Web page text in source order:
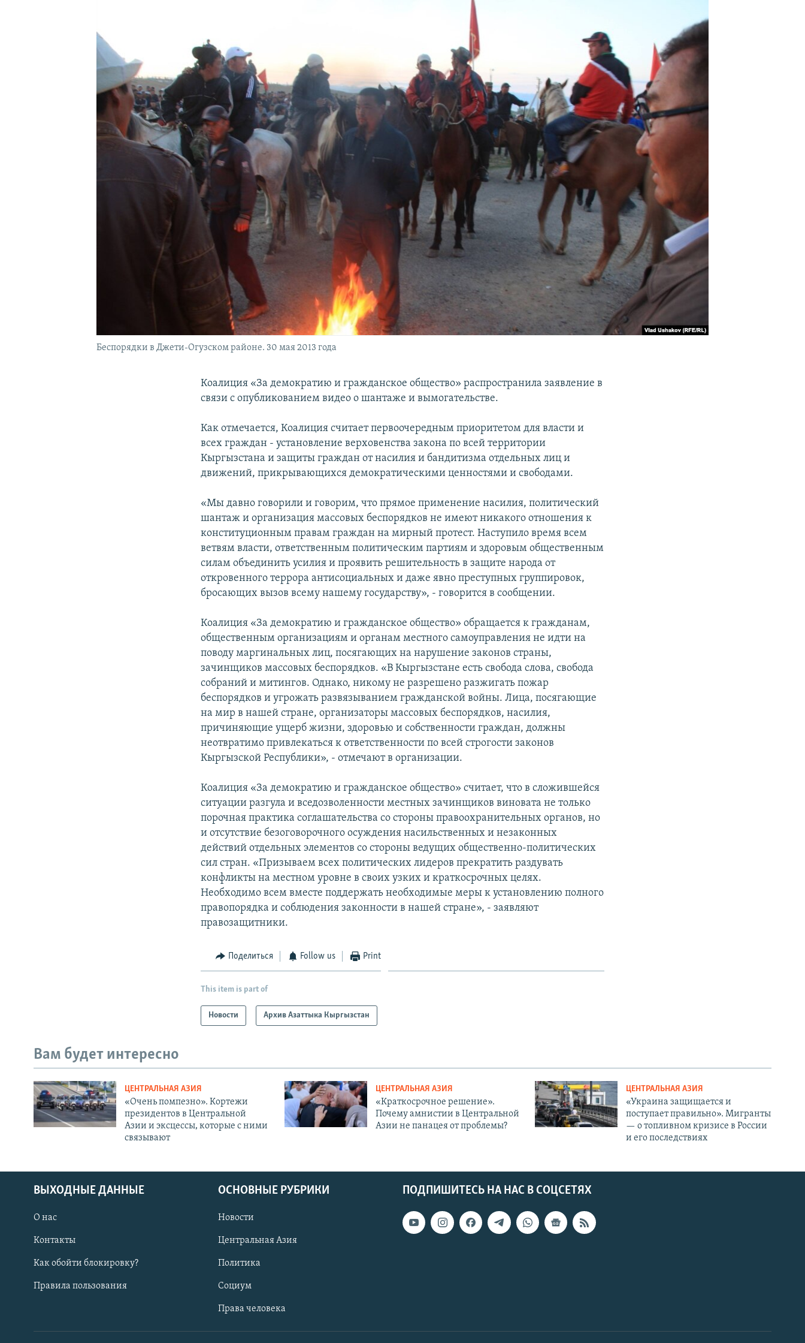
Беспорядки в Джети-Огузском районе. 30 мая 2013 года
Коалиция «За демократию и гражданское общество» распространила заявление в
связи с опубликованием видео о шантаже и вымогательстве.
Как отмечается, Коалиция считает первоочередным приоритетом для власти и
всех граждан - установление верховенства закона по всей территории
Кыргызстана и защиты граждан от насилия и бандитизма отдельных лиц и
движений, прикрывающихся демократическими ценностями и свободами.
«Мы давно говорили и говорим, что прямое применение насилия, политический
шантаж и организация массовых беспорядков не имеют никакого отношения к
конституционным правам граждан на мирный протест. Наступило время всем
ветвям власти, ответственным политическим партиям и здоровым общественным
силам объединить усилия и проявить решительность в защите народа от
откровенного террора антисоциальных и даже явно преступных группировок,
бросающих вызов всему нашему государству», - говорится в сообщении.
Коалиция «За демократию и гражданское общество» обращается к гражданам,
общественным организациям и органам местного самоуправления не идти на
поводу маргинальных лиц, посягающих на нарушение законов страны,
зачинщиков массовых беспорядков. «В Кыргызстане есть свобода слова, свобода
собраний и митингов. Однако, никому не разрешено разжигать пожар
беспорядков и угрожать развязыванием гражданской войны. Лица, посягающие
на мир в нашей стране, организаторы массовых беспорядков, насилия,
причиняющие ущерб жизни, здоровью и собственности граждан, должны
неотвратимо привлекаться к ответственности по всей строгости законов
Кыргызской Республики», - отмечают в организации.
Коалиция «За демократию и гражданское общество» считает, что в сложившейся
ситуации разгула и вседозволенности местных зачинщиков виновата не только
порочная практика соглашательства со стороны правоохранительных органов, но
и отсутствие безоговорочного осуждения насильственных и незаконных
действий отдельных элементов со стороны ведущих общественно-политических
сил стран. «Призываем всех политических лидеров прекратить раздувать
конфликты на местном уровне в своих узких и краткосрочных целях.
Необходимо всем вместе поддержать необходимые меры к установлению полного
правопорядка и соблюдения законности в нашей стране», - заявляют
правозащитники.
Поделиться Follow us Print
This item is part of
Новости Архив Азаттыка Кыргызстан
Вам будет интересно
ЦЕНТРАЛЬНАЯ АЗИЯ
«Очень помпезно». Кортежи
президентов в Центральной
Азии и эксцессы, которые с ними
связывают
ЦЕНТРАЛЬНАЯ АЗИЯ
«Краткосрочное решение».
Почему амнистии в Центральной
Азии не панацея от проблемы?
ЦЕНТРАЛЬНАЯ АЗИЯ
«Украина защищается и
поступает правильно». Мигранты
— о топливном кризисе в России
и его последствиях
ПОДПИШИТЕСЬ НА НАС В СОЦСЕТЯХ
ВЫХОДНЫЕ ДАННЫЕ
О нас
Контакты
Как обойти блокировку?
Правила пользования
ОСНОВНЫЕ РУБРИКИ
Новости
Центральная Азия
Политика
Социум
Права человека